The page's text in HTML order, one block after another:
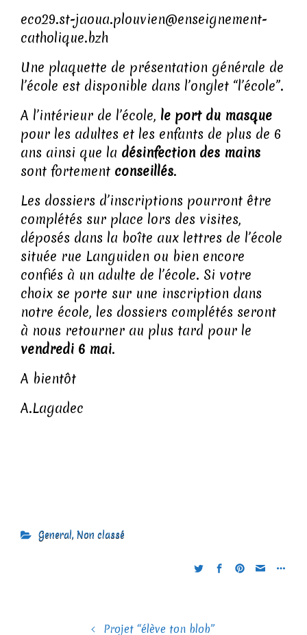
eco29.st-jaoua.plouvien@enseignement-
catholique.bzh
Une plaquette de présentation générale de
l’école est disponible dans l’onglet “l’école”.
A l’intérieur de l’école, le port du masque
pour les adultes et les enfants de plus de 6
ans ainsi que la désinfection des mains
sont fortement conseillés.
Les dossiers d’inscriptions pourront être
complétés sur place lors des visites,
déposés dans la boîte aux lettres de l’école
située rue Languiden ou bien encore
confiés à un adulte de l’école. Si votre
choix se porte sur une inscription dans
notre école, les dossiers complétés seront
à nous retourner au plus tard pour le
vendredi 6 mai.
A bientôt
A.Lagadec
General, Non classé
Projet “élève ton blob”